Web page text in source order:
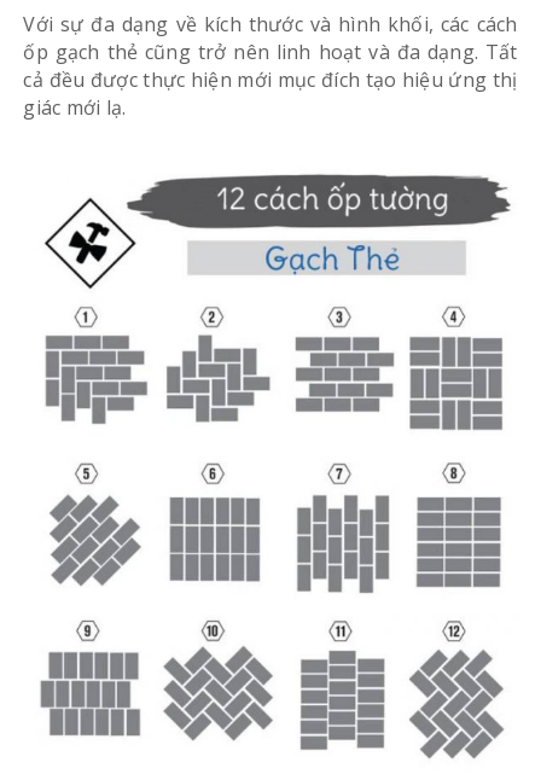
Với sự đa dạng về kích thước và hình khối, các cách
ốp gạch thẻ cũng trở nên linh hoạt và đa dạng. Tất
cả đều được thực hiện mới mục đích tạo hiệu ứng thị
giác mới lạ.